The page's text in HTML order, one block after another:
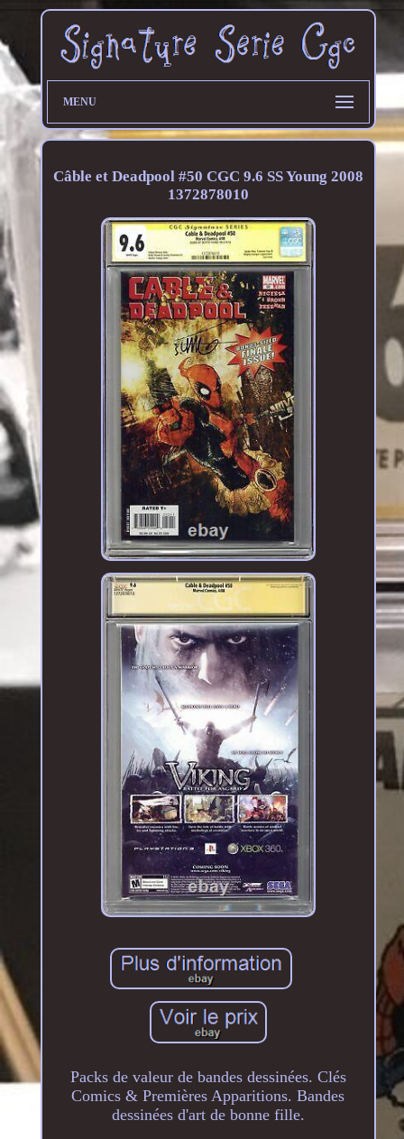
MENU
Câble et Deadpool #50 CGC 9.6 SS Young 2008
1372878010
Packs de valeur de bandes dessinées. Clés
Comics & Premières Apparitions. Bandes
dessinées d'art de bonne fille.